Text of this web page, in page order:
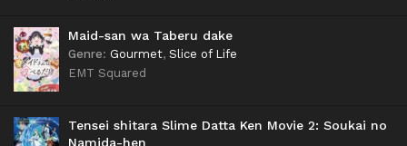
Maid-san wa Taberu dake
Genre: Gourmet, Slice of Life
EMT Squared
Tensei shitara Slime Datta Ken Movie 2: Soukai no
Namida-hen